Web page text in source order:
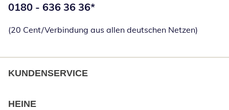
Telefonnummer:
0180 - 636 36 36*
(20 Cent/Verbindung aus allen deutschen Netzen)
KUNDENSERVICE
HEINE